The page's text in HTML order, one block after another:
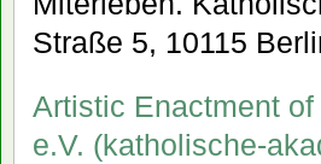
Straße 5, 10115
Artistic Enactment
e.V. (katholische-